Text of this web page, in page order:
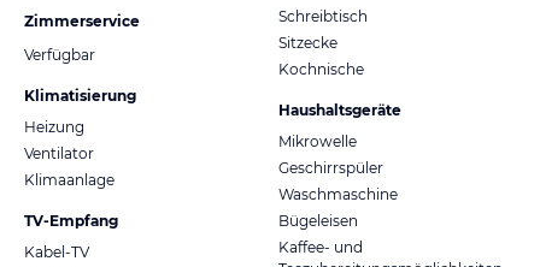
Zimmerservice
Verfügbar
Klimatisierung
Heizung
Ventilator
Klimaanlage
TV-Empfang
Kabel-TV
Schreibtisch
Sitzecke
Kochnische
Haushaltsgeräte
Mikrowelle
Geschirrspüler
Waschmaschine
Bügeleisen
Kaffee- und